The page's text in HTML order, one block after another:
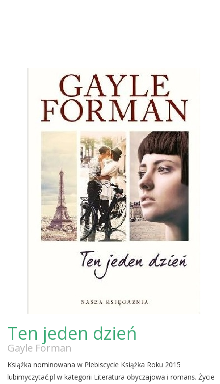
Ten jeden dzień
Gayle Forman
Książka nominowana w Plebiscycie Książka Roku 2015
lubimyczytać.pl w kategorii Literatura obyczajowa i romans. Życie